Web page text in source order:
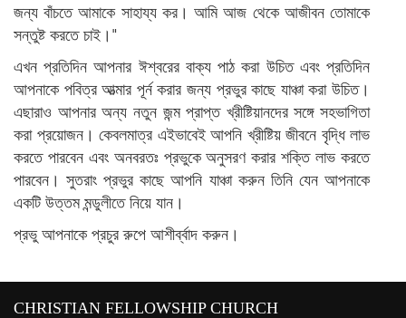
জন্য বাঁচতে আমাকে সাহায্য কর। আমি আজ থেকে আজীবন তোমাকে
সন্তুষ্ট করতে চাই।"
এখন প্রতিদিন আপনার ঈশ্বরের বাক্য পাঠ করা উচিত এবং প্রতিদিন
আপনাকে পবিত্র আত্মার পূর্ন করার জন্য প্রভুর কাছে যাঞ্চা করা উচিত।
এছারাও আপনার অন্য নতুন জন্ম প্রাপ্ত খ্রীষ্টিয়ানদের সঙ্গে সহভাগিতা
করা প্রয়োজন। কেবলমাত্র এইভাবেই আপনি খ্রীষ্টিয় জীবনে বৃদ্ধি লাভ
করতে পারবেন এবং অনবরতঃ প্রভুকে অনুসরণ করার শক্তি লাভ করতে
পারবেন। সুতরাং প্রভুর কাছে আপনি যাঞ্চা করুন তিনি যেন আপনাকে
একটি উত্তম মন্ডুলীতে নিয়ে যান।
প্রভু আপনাকে প্রচুর রুপে আশীর্ব্বাদ করুন।
CHRISTIAN FELLOWSHIP CHURCH